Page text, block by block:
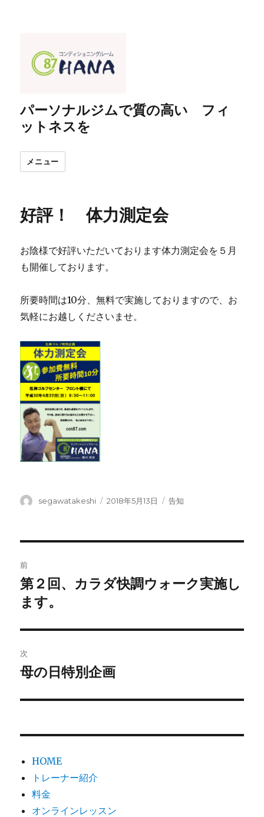
パーソナルジムで質の高い フィ
ットネスを
メニュー
好評！ 体力測定会
お陰様で好評いただいております体力測定会を５月
も開催しております。
所要時間は10分、無料で実施しておりますので、お
気軽にお越しくださいませ。
投
segawatakeshi
投
2018年5月13日
カ
告知
稿
ナ
ビ
ゲ
ー
シ
前
前
の
稿:
第２回、カラダ快調ウォーク実施し
ます。
次
次
投
母の日特別企画
HOME
トレーナー紹介
料金
オンラインレッスン